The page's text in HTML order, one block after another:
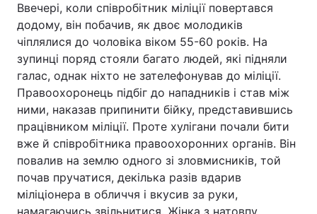
Ввечері, коли співробітник міліції повертався
додому, він побачив, як двоє молодиків
чіплялися до чоловіка віком 55-60 років. На
зупинці поряд стояли багато людей, які підняли
галас, однак ніхто не зателефонував до міліції.
Правоохоронець підбіг до нападників і став між
ними, наказав припинити бійку, представившись
працівником міліції. Проте хулігани почали бити
вже й співробітника правоохоронних органів. Він
повалив на землю одного зі зловмисників, той
почав пручатися, декілька разів вдарив
міліціонера в обличчя і вкусив за руки,
намагаючись звільнитися. Жінка з натовпу